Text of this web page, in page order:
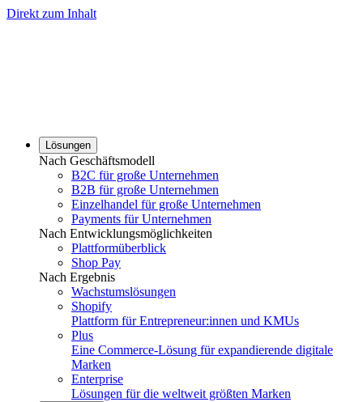
Direkt zum Inhalt
Lösungen
Nach Geschäftsmodell
B2C für große Unternehmen
B2B für große Unternehmen
Einzelhandel für große Unternehmen
Payments für Unternehmen
Nach Entwicklungsmöglichkeiten
Plattformüberblick
Shop Pay
Nach Ergebnis
Wachstumslösungen
Shopify
Plattform für Entrepreneur:innen und KMUs
Plus
Eine Commerce-Lösung für expandierende digitale
Marken
Enterprise
Lösungen für die weltweit größten Marken